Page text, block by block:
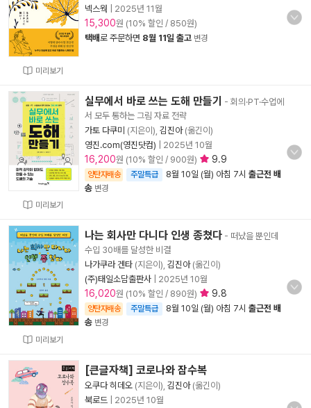
미리보기
넥스웍
2025년 11월
15,300원 (10% 할인 / 850원)
택배로 주문하면 8월 11일 출고 변경
미리보기
실무에서 바로 쓰는 도해 만들기
- 회의·PT·수업에
서 모두 통하는 그림 자료 전략
가토 다쿠미 (지은이), 김진아(옮긴이)
영진.com(영진닷컴)
2025년 10월
16,200원 (10% 할인 / 900원) 9.9
양탄자배송 주말특급 8월 10일 (월) 아침 7시 출근전 배
송 변경
미리보기
나는 회사만 다니다 인생 종쳤다 - 떠났을 뿐인데
수입 30배를 달성한 비결
나가쿠라 겐타 (지은이), 김진아(옮긴이)
(주)태일소담출판사
2025년 10월
16,020원 (10% 할인 / 890원) 9.8
양탄자배송 주말특급 8월 10일 (월) 아침 7시 출근전 배
송 변경
[큰글자책] 코로나와 잠수복
오쿠다 히데오 (지은이), 김진아(옮긴이)
북로드
2025년 10월